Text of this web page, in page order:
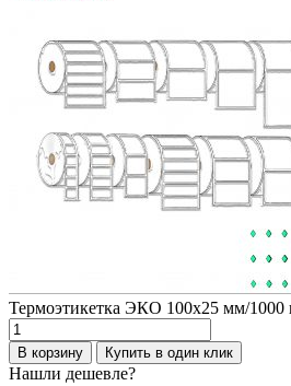
Термоэтикетка ЭКО 100х25 мм/1000
Количество
товара
Термоэтикетка
В корзину Купить в один клик
Нашли дешевле?